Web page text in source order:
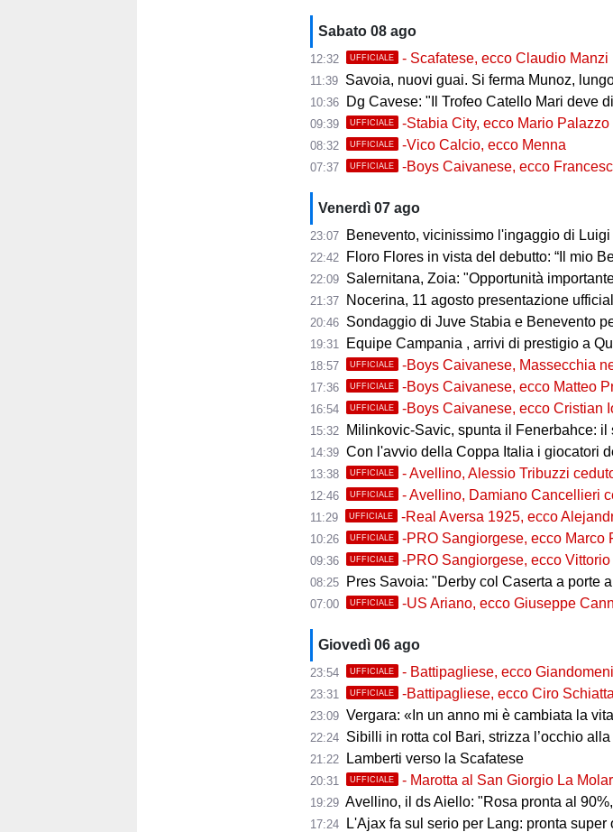
Sabato 08 ago
12:32 UFFICIALE - Scafatese, ecco Claudio Manzi
11:39 Savoia, nuovi guai. Si ferma Munoz,
10:36 Dg Cavese: "Il Trofeo Catello Mari deve
09:39 UFFICIALE -Stabia City, ecco Mario Palazzo
08:32 UFFICIALE -Vico Calcio, ecco Menna
07:37 UFFICIALE -Boys Caivanese, ecco
Venerdì 07 ago
23:07 Benevento, vicinissimo l'ingaggio di
22:42 Floro Flores in vista del debutto: “Il mio
22:09 Salernitana, Zoia: "Opportunità importante" Comunicato
21:37 Nocerina, 11 agosto presentazione ufficiale al "San
20:46 Sondaggio di Juve Stabia e Benevento
19:31 Equipe Campania , arrivi di prestigio a
18:57 UFFICIALE -Boys Caivanese, Massecchia
17:36 UFFICIALE -Boys Caivanese, ecco Matteo
16:54 UFFICIALE -Boys Caivanese, ecco Cristian
15:32 Milinkovic-Savic, spunta il Fenerbahce: il
14:39 Con l'avvio della Coppa Italia i giocatori del
13:38 UFFICIALE - Avellino, Alessio Tribuzzi ceduto a
12:46 UFFICIALE - Avellino, Damiano Cancellieri
11:29 UFFICIALE -Real Aversa 1925, ecco Alejandro
10:26 UFFICIALE -PRO Sangiorgese, ecco Marco
09:36 UFFICIALE -PRO Sangiorgese, ecco
08:25 Pres Savoia: "Derby col Caserta a porte aperte,
07:00 UFFICIALE -US Ariano, ecco Giuseppe
Giovedì 06 ago
23:54 UFFICIALE - Battipagliese, ecco
23:31 UFFICIALE -Battipagliese, ecco Ciro
23:09 Vergara: «In un anno mi è cambiata la
22:24 Sibilli in rotta col Bari, strizza l’occhio
21:22 Lamberti verso la Scafatese
20:31 UFFICIALE - Marotta al San Giorgio La
19:29 Avellino, il ds Aiello: "Rosa pronta al 90%,
17:24 L'Ajax fa sul serio per Lang: pronta